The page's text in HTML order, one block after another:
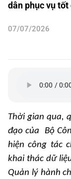
dân phục vụ
07/07/2026
Thời gian qua,
đạo của Bộ
hiện công tác
khai thác dữ
Quản lý hành